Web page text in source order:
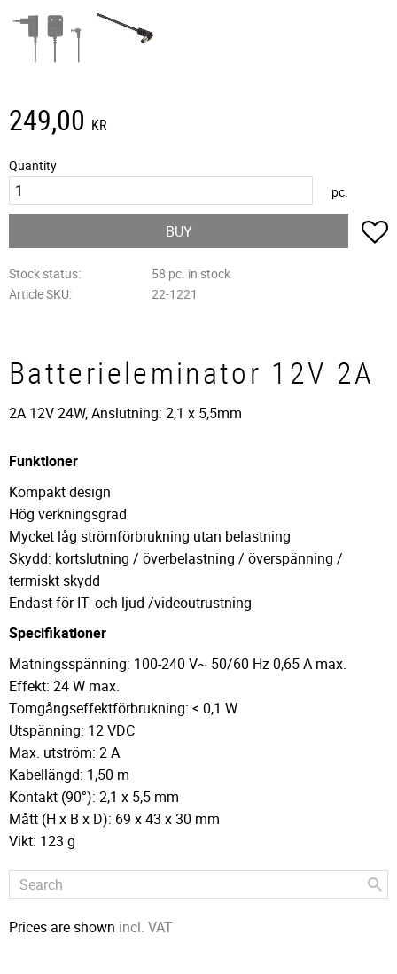
249,00 KR
Quantity
pc.
BUY
Stock status
58 pc. in stock
Article SKU
22-1221
Batterieleminator 12V 2A
2A 12V 24W, Anslutning: 2,1 x 5,5mm
Funktioner
Kompakt design
Hög verkningsgrad
Mycket låg strömförbrukning utan belastning
Skydd: kortslutning / överbelastning / överspänning /
termiskt skydd
Endast för IT- och ljud-/videoutrustning
Specifikationer
Matningsspänning: 100-240 V~ 50/60 Hz 0,65 A max.
Effekt: 24 W max.
Tomgångseffektförbrukning: < 0,1 W
Utspänning: 12 VDC
Max. utström: 2 A
Kabellängd: 1,50 m
Kontakt (90°): 2,1 x 5,5 mm
Mått (H x B x D): 69 x 43 x 30 mm
Vikt: 123 g
Prices are shown incl. VAT